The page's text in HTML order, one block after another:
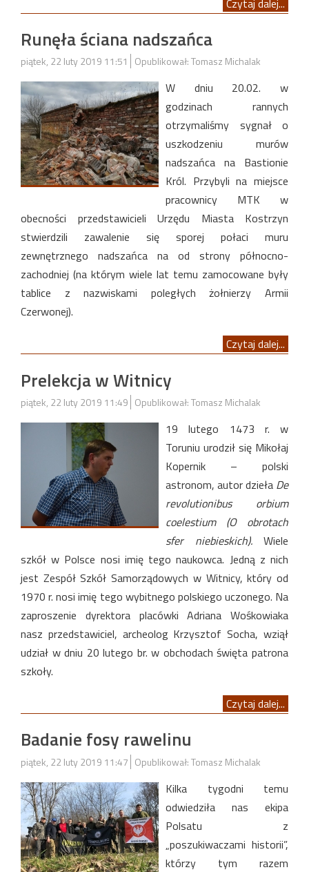
Runęła ściana nadszańca
piątek, 22 luty 2019 11:51 Opublikował: Tomasz Michalak
W dniu 20.02. w
godzinach rannych
otrzymaliśmy sygnał o
uszkodzeniu murów
nadszańca na Bastionie
Król. Przybyli na miejsce
pracownicy MTK w
obecności przedstawicieli Urzędu Miasta Kostrzyn
stwierdzili zawalenie się sporej połaci muru
zewnętrznego nadszańca na od strony północno-
zachodniej (na którym wiele lat temu zamocowane były
tablice z nazwiskami poległych żołnierzy Armii
Czerwonej).
Czytaj dalej...
Prelekcja w Witnicy
piątek, 22 luty 2019 11:49 Opublikował: Tomasz Michalak
19 lutego 1473 r. w
Toruniu urodził się Mikołaj
Kopernik – polski
astronom, autor dzieła De
revolutionibus orbium
coelestium(O obrotach
sfer niebieskich). Wiele
szkół w Polsce nosi imię tego naukowca. Jedną z nich
jest Zespół Szkół Samorządowych w Witnicy, który od
1970 r. nosi imię tego wybitnego polskiego uczonego. Na
zaproszenie dyrektora placówki Adriana Wośkowiaka
nasz przedstawiciel, archeolog Krzysztof Socha, wziął
udział w dniu 20 lutego br. w obchodach święta patrona
szkoły.
Czytaj dalej...
Badanie fosy rawelinu
piątek, 22 luty 2019 11:47 Opublikował: Tomasz Michalak
Kilka tygodni temu
odwiedziła nas ekipa
Polsatu z
„poszukiwaczami historii”,
którzy tym razem